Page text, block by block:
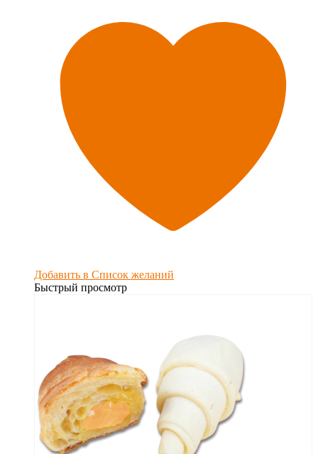
Добавить в Список желаний
Быстрый просмотр